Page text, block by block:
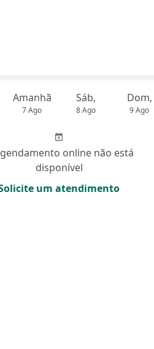
Amanhã
7 Ago
Sáb,
8 Ago
Dom,
9 Ago
online não está
disponível
um atendimento